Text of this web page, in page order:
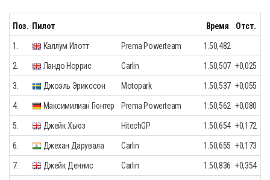
Поз. Пилот Время Отст.
1. Каллум Илотт Prema Powerteam 1.50,482
2. Ландо Норрис Carlin 1.50,507 +0,025
3. Джоэль Эрикссон Motopark 1.50,537 +0,055
4. Максимилиан Гюнтер Prema Powerteam 1.50,562 +0,080
5. Джейк Хьюз HitechGP 1.50,654 +0,172
6. Джехан Дарувала Carlin 1.50,655 +0,173
7. Джейк Деннис Carlin 1.50,836 +0,354